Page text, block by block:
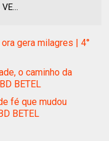
gera milagres | 4°
o caminho da
BETEL
fé que mudou
BETEL